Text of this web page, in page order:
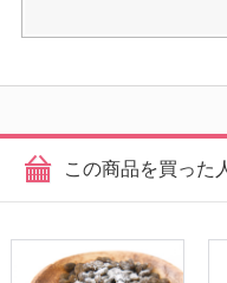
この商品を買った